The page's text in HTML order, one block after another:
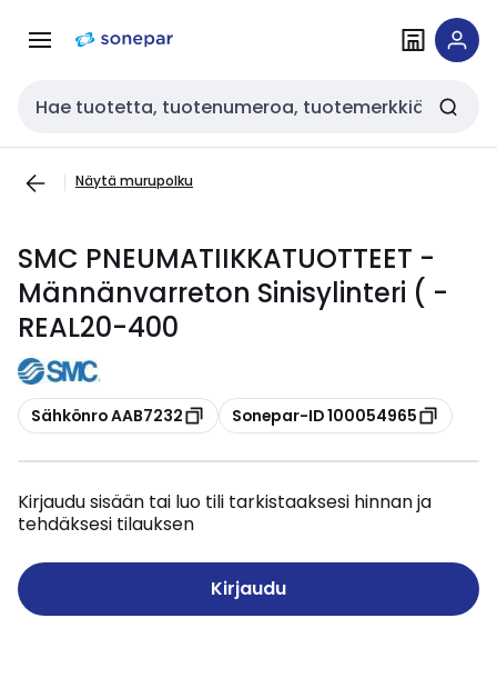
navigointiinsisältöön
Haku
Näytä murupolku
SMC PNEUMATIIKKATUOTTEET -
Männänvarreton Sinisylinteri ( -
REAL20-400
Kopioi
Sähkönro AAB7232 Kopioi
Sonepar-ID 100054965
Kirjaudu sisään tai luo tili tarkistaaksesi hinnan ja
tehdäksesi tilauksen
Kirjaudu